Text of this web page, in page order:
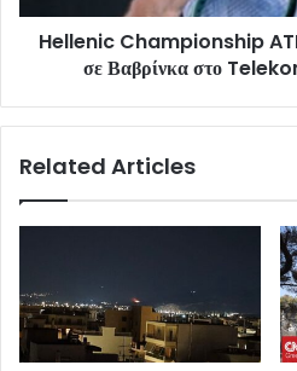
Hellenic Championship
σε Βαβρίνκα στο
Related Articles